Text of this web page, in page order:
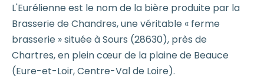
L'Eurélienne est le nom de la bière produite par la
Brasserie de Chandres, une véritable « ferme
brasserie » située à Sours (28630), près de
Chartres, en plein cœur de la plaine de Beauce
(Eure-et-Loir, Centre-Val de Loire).